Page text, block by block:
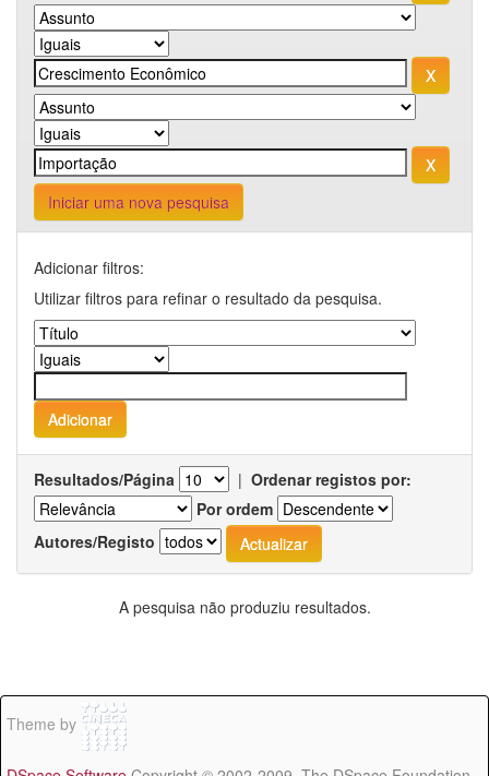
Iniciar uma nova pesquisa
Adicionar filtros:
Utilizar filtros para refinar o resultado da pesquisa.
Resultados/Página | Ordenar registos por:
Por ordem
Autores/Registo
A pesquisa não produziu resultados.
Theme by